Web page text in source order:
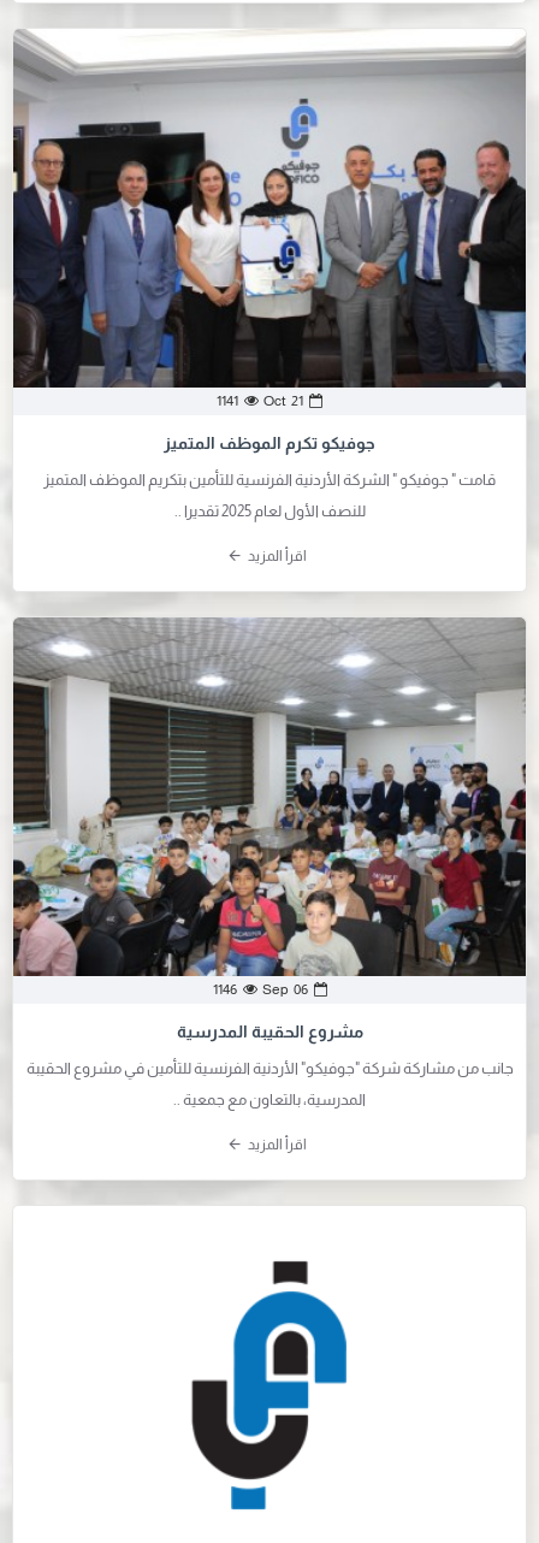
21
Oct
1141
جوفيكو تكرم الموظف المتميز
قامت " جوفيكو " الشركة الأردنية الفرنسية للتأمين بتكريم الموظف المتميز
للنصف الأول لعام 2025 تقديرا ..
اقرأ المزيد
06
Sep
1146
مشروع الحقيبة المدرسية
جانب من مشاركة شركة "جوفيكو" الأردنية الفرنسية للتأمين في مشروع الحقيبة
المدرسية، بالتعاون مع جمعية ..
اقرأ المزيد